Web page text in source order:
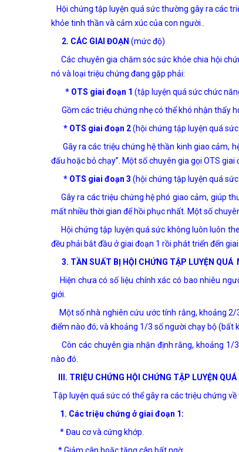
Hội chứng tập luyện quá sức thường gây ra các
khỏe tinh thần và cảm xúc của con người..
2. CÁC GIAI ĐOẠN (mức độ)
Các chuyên gia chăm sóc sức khỏe chia hội
nó và loại triệu chứng đang gặp phải:
* OTS giai đoạn 1 (tập luyện quá sức chức
Gồm các triệu chứng nhẹ có thể khó nhận thấy
* OTS giai đoạn 2(hội chứng tập luyện quá
Gây ra các triệu chứng hệ thần kinh giao cảm,
đấu hoặc bỏ chạy”. Một số chuyên gia gọi OTS
* OTS giai đoạn 3 (hội chứng tập luyện quá
Gây ra các triệu chứng hệ phó giao cảm, giúp
mất nhiều thời gian để hồi phục nhất. Một số
Hội chứng tập luyện quá sức không luôn luôn
đều phải bắt đầu ở giai đoạn 1 rồi phát triển đến
3. TẦN SUẤT BỊ HỘI CHỨNG TẬP LUYỆN QUÁ
Hiện chưa có số liệu chính xác có bao nhiêu
giới.
Một số nhà nghiên cứu ước tính rằng, khoảng 2/
điểm nào đó; và khoảng 1/3 số người chạy bộ (bất
Còn các chuyên gia nhận định rằng, khoảng 1/
nào đó.
III. TRIỆU CHỨNG HỘI CHỨNG TẬP LUYỆN
Tập luyện quá sức có thể gây ra các triệu chứng
1. Các triệu chứng ở giai đoạn 1:
* Đau cơ và cứng khớp.